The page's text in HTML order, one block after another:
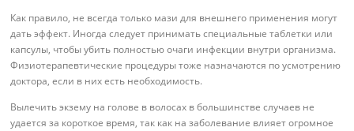
Как правило, не всегда только мази для внешнего применения могут
дать эффект. Иногда следует принимать специальные таблетки или
капсулы, чтобы убить полностью очаги инфекции внутри организма.
Физиотерапевтические процедуры тоже назначаются по усмотрению
доктора, если в них есть необходимость.
Вылечить экзему на голове в волосах в большинстве случаев не
удается за короткое время, так как на заболевание влияет огромное